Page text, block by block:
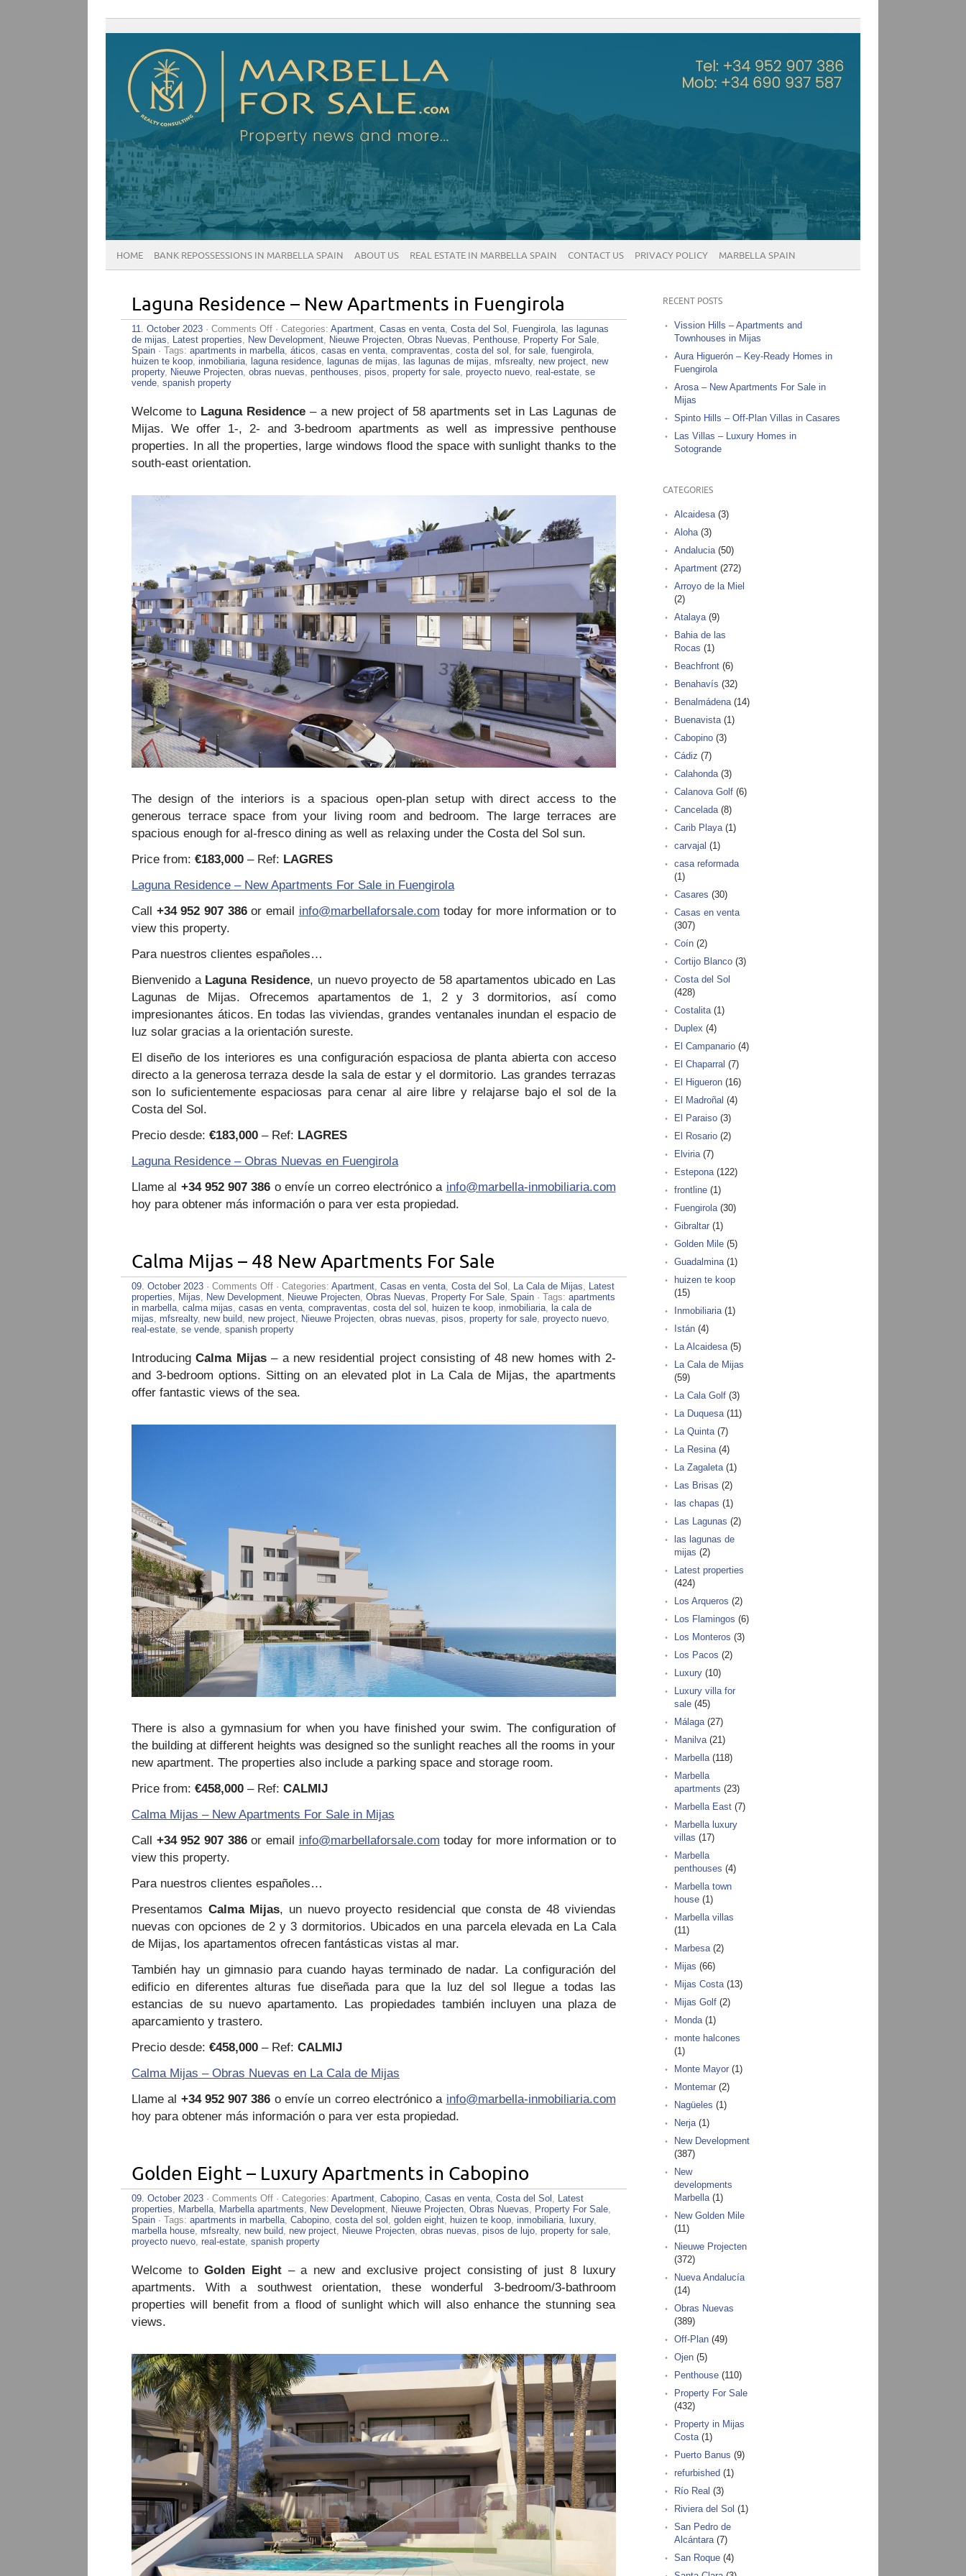
HOME BANK REPOSSESSIONS IN MARBELLA SPAIN ABOUT US REAL ESTATE IN MARBELLA SPAIN CONTACT US PRIVACY POLICY MARBELLA SPAIN
Laguna Residence – New Apartments in Fuengirola
11. October 2023 · Comments Offon
Laguna
Residence
–
New
· Categories: Apartment, Casas en venta, Costa del Sol , Fuengirola, las lagunas
de mijas, Latest properties, New Development, Nieuwe Projecten, Obras Nuevas, Penthouse, Property For Sale,
Spain · Tags: apartments in marbella, áticos, casas en venta, compraventas, costa del sol , for sale, fuengirola,
huizen te koop, inmobiliaria, laguna residence, lagunas de mijas, las lagunas de mijas, mfsrealty, new project, new
property, Nieuwe Projecten, obras nuevas, penthouses, pisos, property for sale, proyecto nuevo, real-estate, se
vende, spanish property
Welcome to Laguna Residence – a new project of 58 apartments set in Las Lagunas de
Mijas. We offer 1-, 2- and 3-bedroom apartments as well as impressive penthouse
properties. In all the properties, large windows flood the space with sunlight thanks to the
south-east orientation.
The design of the interiors is a spacious open-plan setup with direct access to the
generous terrace space from your living room and bedroom. The large terraces are
spacious enough for al-fresco dining as well as relaxing under the Costa del Sol sun.
Price from: €183,000 – Ref: LAGRES
Laguna Residence – New Apartments For Sale in Fuengirola
Call +34 952 907 386or email info@marbellaforsale.com today for more information or to
view this property.
Para nuestros clientes españoles…
Bienvenido a Laguna Residence, un nuevo proyecto de 58 apartamentos ubicado en Las
Lagunas de Mijas. Ofrecemos apartamentos de 1, 2 y 3 dormitorios, así como
impresionantes áticos. En todas las viviendas, grandes ventanales inundan el espacio de
luz solar gracias a la orientación sureste.
El diseño de los interiores es una configuración espaciosa de planta abierta con acceso
directo a la generosa terraza desde la sala de estar y el dormitorio. Las grandes terrazas
son lo suficientemente espaciosas para cenar al aire libre y relajarse bajo el sol de la
Costa del Sol.
Precio desde: €183,000 – Ref: LAGRES
Laguna Residence – Obras Nuevas en Fuengirola
Llame al +34 952 907 386 o envíe un correo electrónico a info@marbella-inmobiliaria.com
hoy para obtener más información o para ver esta propiedad.
Calma Mijas – 48 New Apartments For Sale
09. October 2023 · Comments Offon
Calma
Mijas
–
48
For
Sale
· Categories: Apartment Casas en venta Costa del Sol La Cala de Mijas
Latest
properties
Mijas New Development Nieuwe Projecten Obras Nuevas Property For Sale Spain · Tags: apartments
in marbella calma mijas casas en venta compraventas costa del sol huizen te koop inmobiliaria
la cala de
mijas
mfsrealty, new build new project Nieuwe Projecten obras nuevas pisos property for sale proyecto nuevo
real-estate se vende spanish property
IntroducingCalma Mijas– a new residential project consisting of 48 new homes with 2-
and 3-bedroom options. Sitting on an elevated plot in La Cala de Mijas, the apartments
offer fantastic views of the sea.
There is also a gymnasium for when you have finished your swim. The configuration of
the building at different heights was designed so the sunlight reaches all the rooms in your
new apartment. The properties also include a parking space and storage room.
Price from: €458,000 – Ref: CALMIJ
Calma Mijas – New Apartments For Sale in Mijas
Call +34 952 907 386or email info@marbellaforsale.com today for more information or to
view this property.
Para nuestros clientes españoles…
Presentamos Calma Mijas, un nuevo proyecto residencial que consta de 48 viviendas
nuevas con opciones de 2 y 3 dormitorios. Ubicados en una parcela elevada en La Cala
de Mijas, los apartamentos ofrecen fantásticas vistas al mar.
También hay un gimnasio para cuando hayas terminado de nadar. La configuración del
edificio en diferentes alturas fue diseñada para que la luz del sol llegue a todas las
estancias de su nuevo apartamento. Las propiedades también incluyen una plaza de
aparcamiento y trastero.
Precio desde: €458,000 – Ref: CALMIJ
Calma Mijas – Obras Nuevas en La Cala de Mijas
Llame al +34 952 907 386 o envíe un correo electrónico a info@marbella-inmobiliaria.com
hoy para obtener más información o para ver esta propiedad.
Golden Eight – Luxury Apartments in Cabopino
09. October 2023 · Comments Offon
Golden
Eight
–
Luxury
Cabopino
· Categories: Apartment Cabopino Casas en venta Costa del Sol
Latest
properties
Marbella Marbella apartments New Development Nieuwe Projecten Obras Nuevas Property For Sale
Spain · Tags: apartments in marbella Cabopino costa del sol golden eight huizen te koop inmobiliaria luxury,
marbella house mfsrealty, new build new project Nieuwe Projecten obras nuevas pisos de lujo property for sale
proyecto nuevo real-estate spanish property
Welcome toGolden Eight – a new and exclusive project consisting of just 8 luxury
apartments. With a southwest orientation, these wonderful 3-bedroom/3-bathroom
properties will benefit from a flood of sunlight which will also enhance the stunning sea
views.
RECENT POSTS
Vission Hills – Apartments and
Townhouses in Mijas
Aura Higuerón – Key-Ready Homes in
Fuengirola
Arosa – New Apartments For Sale in
Mijas
Spinto Hills – Off-Plan Villas in Casares
Las Villas – Luxury Homes in
Sotogrande
CATEGORIES
Alcaidesa(3)
Aloha(3)
Andalucia(50)
Apartment(272)
Arroyo de la Miel
(2)
Atalaya(9)
Bahia de las
Rocas (1)
Beachfront(6)
Benahavís (32)
Benalmádena(14)
Buenavista(1)
Cabopino(3)
Cádiz (7)
Calahonda(3)
Calanova Golf(6)
Cancelada(8)
Carib Playa(1)
carvajal (1)
casa reformada
(1)
Casares (30)
Casas en venta
(307)
Coín(2)
Cortijo Blanco(3)
Costa del Sol
(428)
Costalita(1)
Duplex (4)
El Campanario(4)
El Chaparral (7)
El Higueron(16)
El Madroñal (4)
El Paraiso(3)
El Rosario(2)
Elviria(7)
Estepona(122)
frontline(1)
Fuengirola(30)
Gibraltar(1)
Golden Mile(5)
Guadalmina(1)
huizen te koop
(15)
Inmobiliaria(1)
Istán(4)
La Alcaidesa(5)
La Cala de Mijas
(59)
La Cala Golf(3)
La Duquesa(11)
La Quinta(7)
La Resina(4)
La Zagaleta(1)
Las Brisas (2)
las chapas (1)
Las Lagunas (2)
las lagunas de
mijas (2)
Latest properties
(424)
Los Arqueros (2)
Los Flamingos (6)
Los Monteros (3)
Los Pacos (2)
Luxury(10)
Luxury villa for
sale(45)
Málaga(27)
Manilva(21)
Marbella(118)
Marbella
apartments (23)
Marbella East(7)
Marbella luxury
villas (17)
Marbella
penthouses (4)
Marbella town
house(1)
Marbella villas
(11)
Marbesa(2)
Mijas (66)
Mijas Costa(13)
Mijas Golf(2)
Monda(1)
monte halcones
(1)
Monte Mayor(1)
Montemar(2)
Nagüeles (1)
Nerja(1)
New Development
(387)
New
developments
Marbella(1)
New Golden Mile
(11)
Nieuwe Projecten
(372)
Nueva Andalucía
(14)
Obras Nuevas
(389)
Off-Plan(49)
Ojen(5)
Penthouse(110)
Property For Sale
(432)
Property in Mijas
Costa(1)
Puerto Banus (9)
refurbished (1)
Río Real (3)
Riviera del Sol (1)
San Pedro de
Alcántara(7)
San Roque(4)